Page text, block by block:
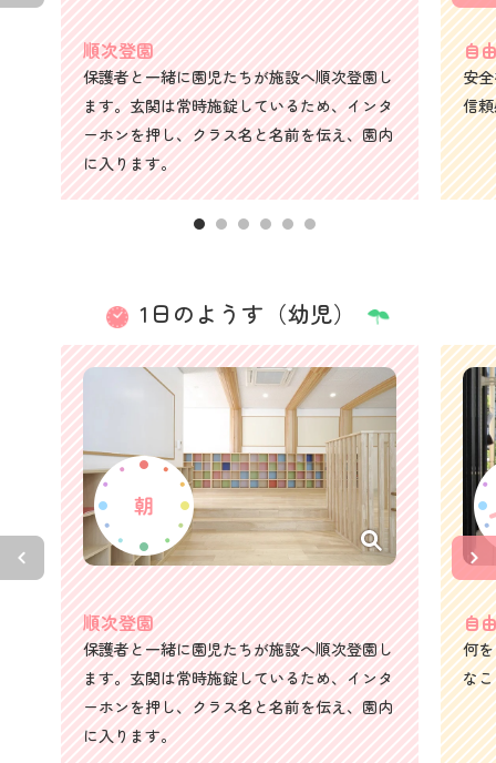
順次登園
保護者と一緒に園児たちが施設へ順次登園し
ます。玄関は常時施錠しているため、インタ
ーホンを押し、クラス名と名前を伝え、園内
に入ります。
自
安
信
1日のようす（幼児）
順次登園
保護者と一緒に園児たちが施設へ順次登園し
ます。玄関は常時施錠しているため、インタ
ーホンを押し、クラス名と名前を伝え、園内
に入ります。
自
何
な